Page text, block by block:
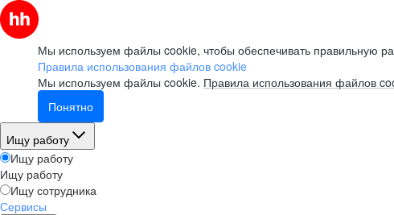
Мы используем файлы cookie, чтобы обеспечивать правильную
Правила использования файлов cookie
Мы используем файлы cookie. Правила использования файлов
Понятно
Ищу работу
Ищу работу
Ищу работу
Ищу сотрудника
Сервисы